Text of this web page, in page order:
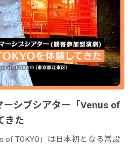
ーシブシアター「Venus of
きた
of TOKYO」は日本初となる常設